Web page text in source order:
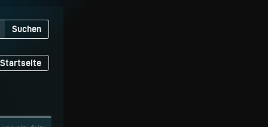
Suchen
Startseite